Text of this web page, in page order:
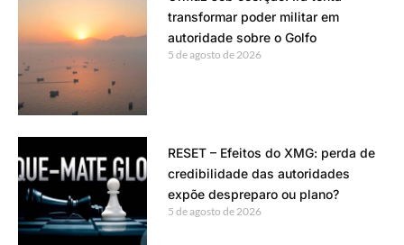
transformar poder militar em
autoridade sobre o Golfo
5 de agosto de 2026
RESET – Efeitos do XMG: perda de
credibilidade das autoridades
expõe despreparo ou plano?
5 de agosto de 2026